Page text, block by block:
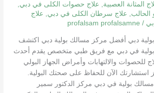
المثانة العصبية, علاج حصوات الكلى في دبي,
الحالب, علاج سرطان الكلى في دبي, علاج
/
profalsam profalsamne
دبي أفضل مركز مسالك بولية دبي اكتشف
في دبي مع فريق طبي متخصص يقدم أحدث
للحصوات والالتهابات وأمراض الجهاز البولي
استشارتك الآن للحفاظ على صحتك البولية.
بولية في دبي مركز الدكتور سمير